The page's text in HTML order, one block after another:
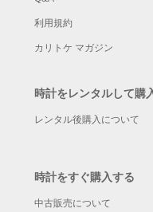
利用規約
カリトケ マガジン
時計をレンタルして購
レンタル後購入について
時計をすぐ購入する
中古販売について